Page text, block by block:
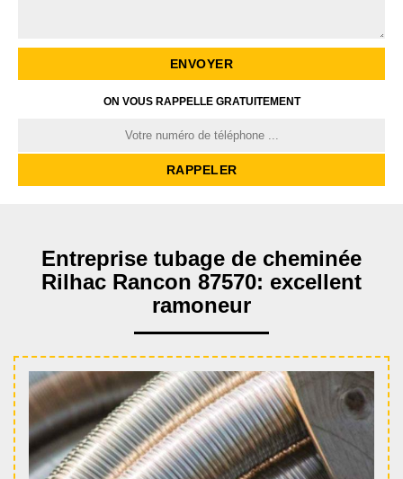
ON VOUS RAPPELLE GRATUITEMENT
Entreprise tubage de cheminée
Rilhac Rancon 87570: excellent
ramoneur